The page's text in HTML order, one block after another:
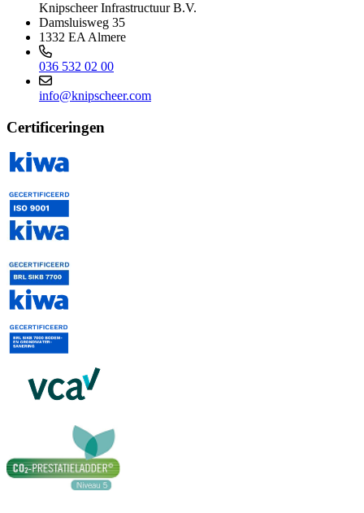
Knipscheer Infrastructuur B.V.
Damsluisweg 35
1332 EA Almere
036 532 02 00
info@knipscheer.com
Certificeringen